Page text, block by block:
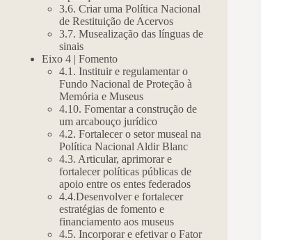
3.6. Criar uma Política Nacional
de Restituição de Acervos
3.7. Musealização das línguas de
sinais
Eixo 4 | Fomento
4.1. Instituir e regulamentar o
Fundo Nacional de Proteção à
Memória e Museus
4.10. Fomentar a construção de
um arcabouço jurídico
4.2. Fortalecer o setor museal na
Política Nacional Aldir Blanc
4.3. Articular, aprimorar e
fortalecer políticas públicas de
apoio entre os entes federados
4.4.Desenvolver e fortalecer
estratégias de fomento e
financiamento aos museus
4.5. Incorporar e efetivar o Fator